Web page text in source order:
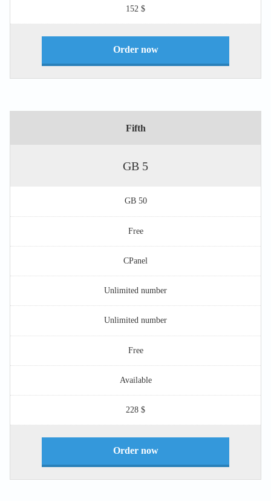
$ 152
Order now
Fifth
5 GB
50 GB
Free
CPanel
Unlimited number
Unlimited number
Free
Available
$ 228
Order now